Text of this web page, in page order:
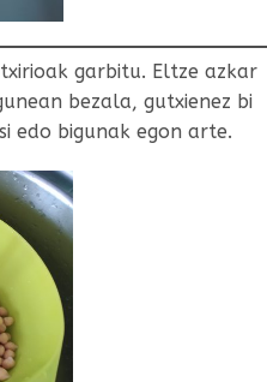
garbitu. Eltze azkar
bezala, gutxienez bi
edo bigunak egon arte.